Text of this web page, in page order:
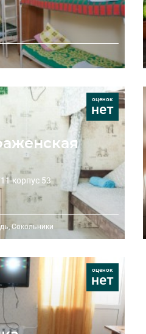
оценок
нет
корпус 53
Сокольники
оценок
нет